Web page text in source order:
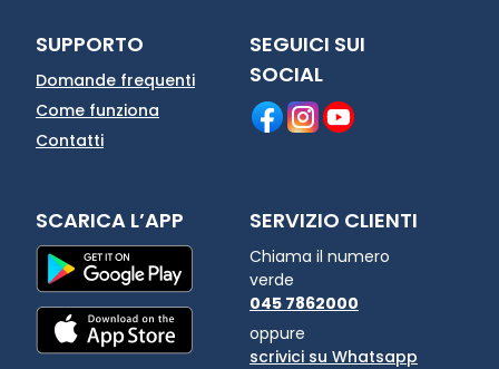
SUPPORTO
Domande frequenti
Come funziona
Contatti
SEGUICI SUI
SOCIAL
SCARICA L’APP SERVIZIO CLIENTI
Chiama il numero
verde
045 7862000
oppure
scrivici su Whatsapp